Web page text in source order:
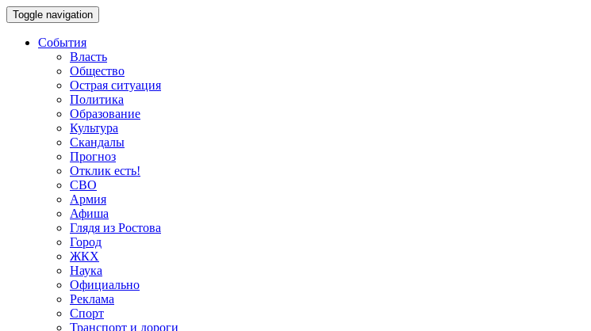
Toggle navigation
События
Власть
Общество
Острая ситуация
Политика
Образование
Культура
Скандалы
Прогноз
Отклик есть!
СВО
Армия
Афиша
Глядя из Ростова
Город
ЖКХ
Наука
Официально
Реклама
Спорт
Транспорт и дороги